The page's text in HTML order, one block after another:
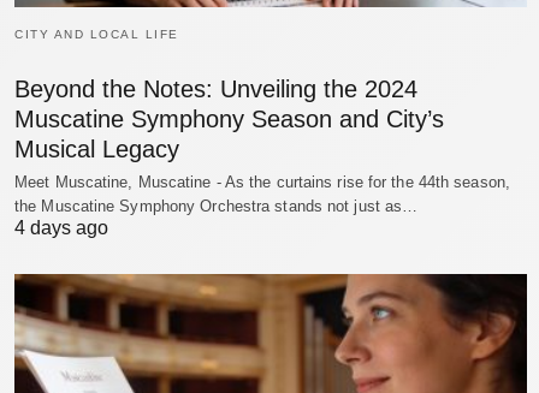
CITY AND LOCAL LIFE
Beyond the Notes: Unveiling the 2024
Muscatine Symphony Season and City’s
Musical Legacy
Meet Muscatine, Muscatine - As the curtains rise for the 44th season,
the Muscatine Symphony Orchestra stands not just as…
4 days ago